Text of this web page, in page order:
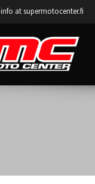
info at supermotocenter.fi